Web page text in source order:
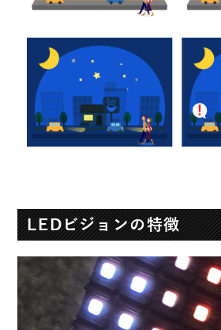
LEDビジョンの特徴